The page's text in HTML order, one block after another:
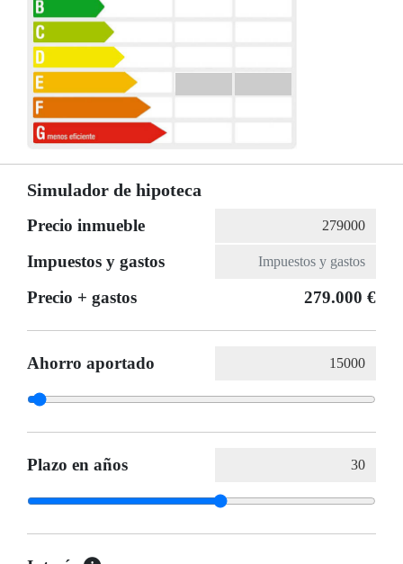
Simulador de hipoteca
Precio inmueble
Impuestos y gastos
Precio + gastos
279.000 €
Ahorro aportado
Plazo en años